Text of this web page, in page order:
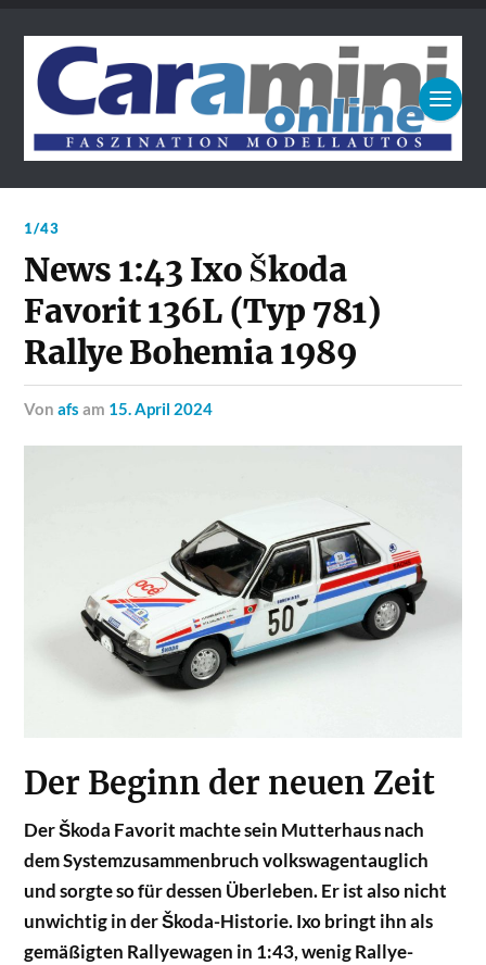
1/43
News 1:43 Ixo Škoda
Favorit 136L (Typ 781)
Rallye Bohemia 1989
vonafs am 15. April 2024
Der Beginn der neuen Zeit
Der Škoda Favorit machte sein Mutterhaus nach
dem Systemzusammenbruch volkswagentauglich
und sorgte so für dessen Überleben. Er ist also nicht
unwichtig in der Škoda-Historie. Ixo bringt ihn als
gemäßigten Rallyewagen in 1:43, wenig Rallye-